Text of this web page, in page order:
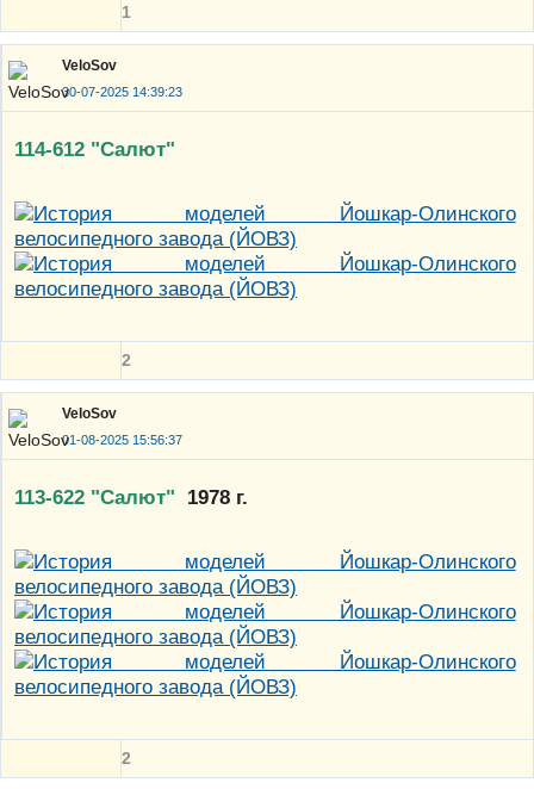
1
VeloSov
30-07-2025 14:39:23
114-612 "Салют"
2
VeloSov
01-08-2025 15:56:37
113-622 "Салют" 1978 г.
2